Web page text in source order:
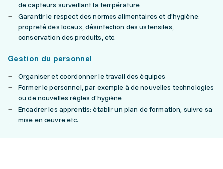
de capteurs surveillant la température
Garantir le respect des normes alimentaires et d'hygiène:
propreté des locaux, désinfection des ustensiles,
conservation des produits, etc.
Gestion du personnel
Organiser et coordonner le travail des équipes
Former le personnel, par exemple à de nouvelles technologies
ou de nouvelles règles d'hygiène
Encadrer les apprentis: établir un plan de formation, suivre sa
mise en œuvre etc.